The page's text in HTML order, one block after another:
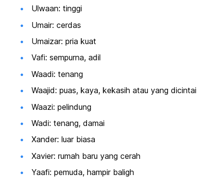
Ulwaan: tinggi
Umair: cerdas
Umaizar: pria kuat
Vafi: sempurna, adil
Waadi: tenang
Waajid: puas, kaya, kekasih atau yang dicintai
Waazi: pelindung
Wadi: tenang, damai
Xander: luar biasa
Xavier: rumah baru yang cerah
Yaafi: pemuda, hampir baligh